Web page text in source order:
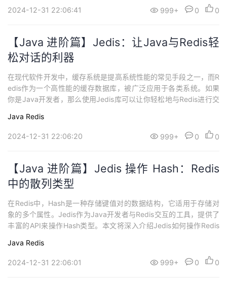
命令设置Str...
2024-12-31 22:06:41 999+ 0 0
【Java 进阶篇】Jedis：让Java与Redis轻
松对话的利器
在现代软件开发中，缓存系统是提高系统性能的常见手段之一，而R
edis作为一个高性能的缓存数据库，被广泛应用于各类系统。如果
你是Java开发者，那么使用Jedis库可以让你轻松地与Redis进行交
详细的解释，让你能够迅速上手并熟练运用Jedis。 Jedis简介Jedis
是一个用于与Redis服务器通信的Java库。它提供了简单的...
Java Redis
2024-12-31 22:06:20 999+ 0 0
【Java 进阶篇】Jedis 操作 Hash：Redis
中的散列类型
在Redis中，Hash是一种存储键值对的数据结构，它适用于存储对
象的多个属性。Jedis作为Java开发者与Redis交互的工具，提供了
丰富的API来操作Hash类型。本文将深入介绍Jedis如何操作Redis
掌握Jedis中Hash的各种操作。 Jedis中Hash的基本操作 1. 存储和
获取数据在Redis中，可以使用HSE...
Java Redis
2024-12-31 22:06:01 999+ 0 0